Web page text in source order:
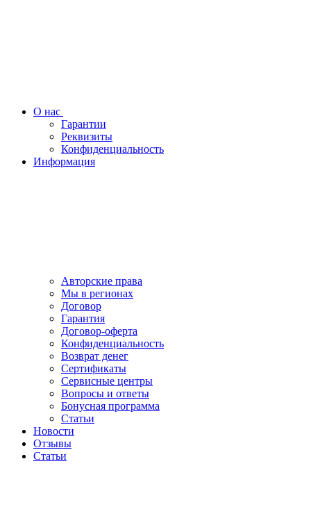
О нас
Гарантии
Реквизиты
Конфиденциальность
Информация
Авторские права
Мы в регионах
Договор
Гарантия
Договор-оферта
Конфиденциальность
Возврат денег
Сертификаты
Сервисные центры
Вопросы и ответы
Бонусная программа
Статьи
Новости
Отзывы
Статьи